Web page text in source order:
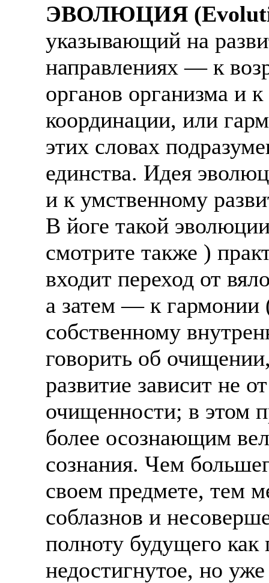
ЭВОЛЮЦИЯ
указывающий на
направлениях — к
органов организма и
координации, или
этих словах
единства. Идея
и к умственному
В йоге такой
смотрите также )
входит переход от
а затем — к гармонии
собственному
говорить об
развитие зависит не
очищенности; в этом
более осознающим
сознания. Чем
своем предмете, тем
соблазнов и
полноту будущего
недостигнутое, но